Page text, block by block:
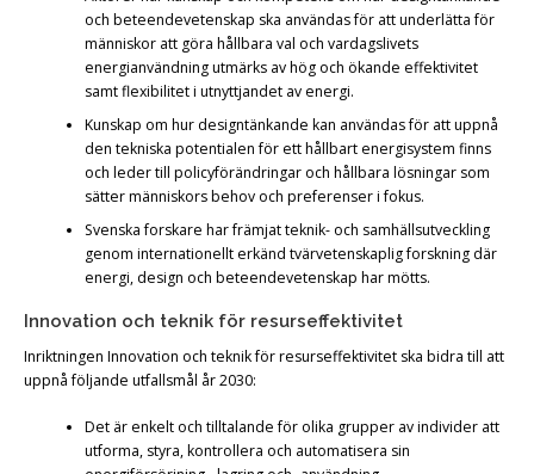
och beteendevetenskap ska användas för att underlätta för
människor att göra hållbara val och vardagslivets
energianvändning utmärks av hög och ökande effektivitet
samt flexibilitet i utnyttjandet av energi.
Kunskap om hur designtänkande kan användas för att uppnå
den tekniska potentialen för ett hållbart energisystem finns
och leder till policyförändringar och hållbara lösningar som
sätter människors behov och preferenser i fokus.
Svenska forskare har främjat teknik- och samhällsutveckling
genom internationellt erkänd tvärvetenskaplig forskning där
energi, design och beteendevetenskap har mötts.
Innovation och teknik för resurseffektivitet
Inriktningen Innovation och teknik för resurseffektivitet ska bidra till att
uppnå följande utfallsmål år 2030:
Det är enkelt och tilltalande för olika grupper av individer att
utforma, styra, kontrollera och automatisera sin